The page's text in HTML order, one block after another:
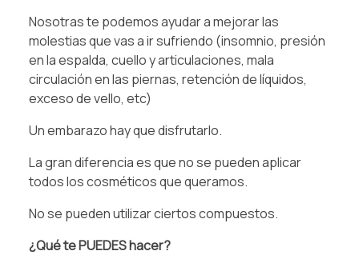
Nosotras te podemos ayudar a mejorar las
molestias que vas a ir sufriendo (insomnio, presión
en la espalda, cuello y articulaciones, mala
circulación en las piernas, retención de líquidos,
exceso de vello, etc)
Un embarazo hay que disfrutarlo.
La gran diferencia es que no se pueden aplicar
todos los cosméticos que queramos.
No se pueden utilizar ciertos compuestos.
¿Qué te PUEDES hacer?